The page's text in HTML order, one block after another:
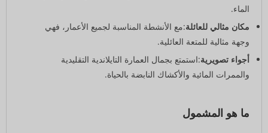
الماء.
مكان مثالي للعائلة:مع الأنشطة المناسبة لجميع الأعمار، فهي
وجهة مثالية للمتعة العائلية.
أجواء تصويرية:استمتع بجمال العمارة التايلاندية التقليدية
والممرات المائية والأكشاك النابضة بالحياة.
ما هو المشمول